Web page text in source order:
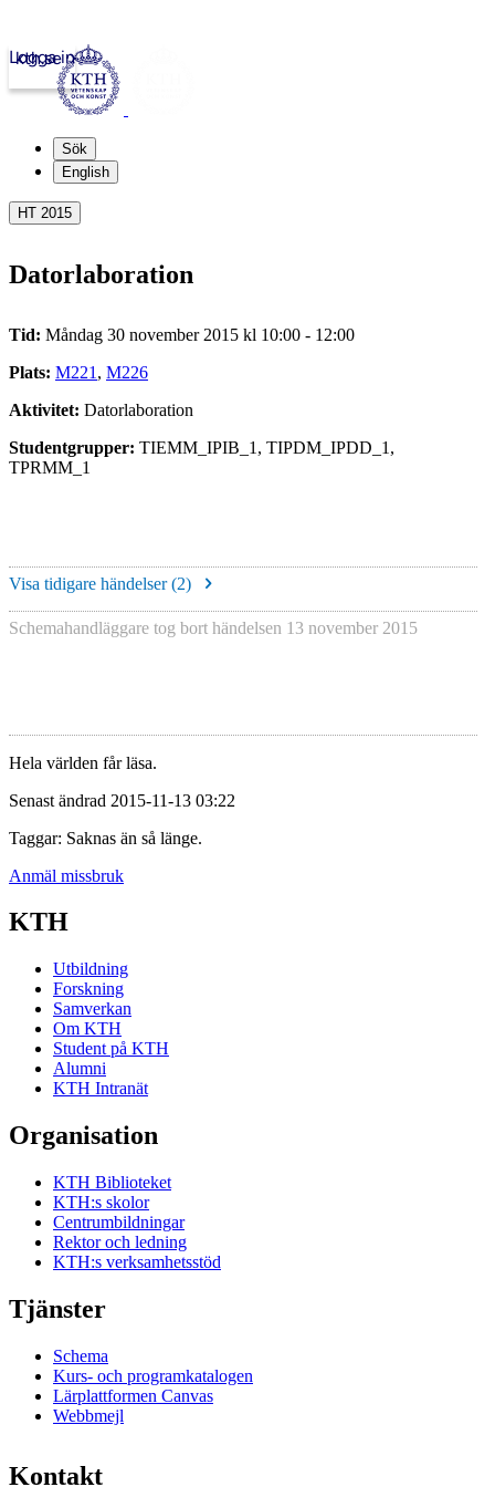
kth.se
Logga in
Sök
English
HT 2015
Datorlaboration
Tid: Måndag 30 november 2015 kl 10:00 - 12:00
Plats: M221 , M226
Aktivitet: Datorlaboration
Studentgrupper: TIEMM_IPIB_1, TIPDM_IPDD_1,
TPRMM_1
Visa tidigare händelser (2)
Schemahandläggare tog bort händelsen 13 november 2015
Hela världen får läsa.
Senast ändrad 2015-11-13 03:22
Taggar: Saknas än så länge.
Anmäl missbruk
KTH
Utbildning
Forskning
Samverkan
Om KTH
Student på KTH
Alumni
KTH Intranät
Organisation
KTH Biblioteket
KTH:s skolor
Centrumbildningar
Rektor och ledning
KTH:s verksamhetsstöd
Tjänster
Schema
Kurs- och programkatalogen
Lärplattformen Canvas
Webbmejl
Kontakt